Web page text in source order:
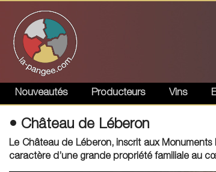
Nouveautés Producteurs Vins
• Château de Léberon
Le Château de Léberon, inscrit aux Monuments
caractère d’une grande propriété familiale au